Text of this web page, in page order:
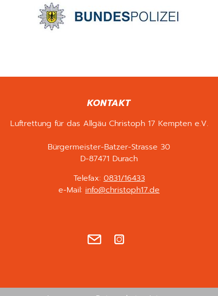
KONTAKT
Luftrettung für das Allgäu Christoph 17 Kempten e.V.
Bürgermeister-Batzer-Strasse 30
D-87471 Durach
Telefax:0831/16433
e-Mail: info@christoph17.de